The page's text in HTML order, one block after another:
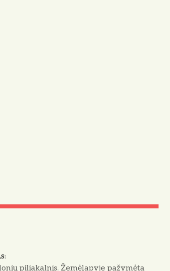
piliakalnis. Žemėlapyje pažymėta